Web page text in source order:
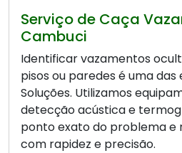
Serviço de Caça
Cambuci
Identificar vazamentos
pisos ou paredes é uma das
Soluções. Utilizamos
detecção acústica e
ponto exato do problema e
com rapidez e precisão.